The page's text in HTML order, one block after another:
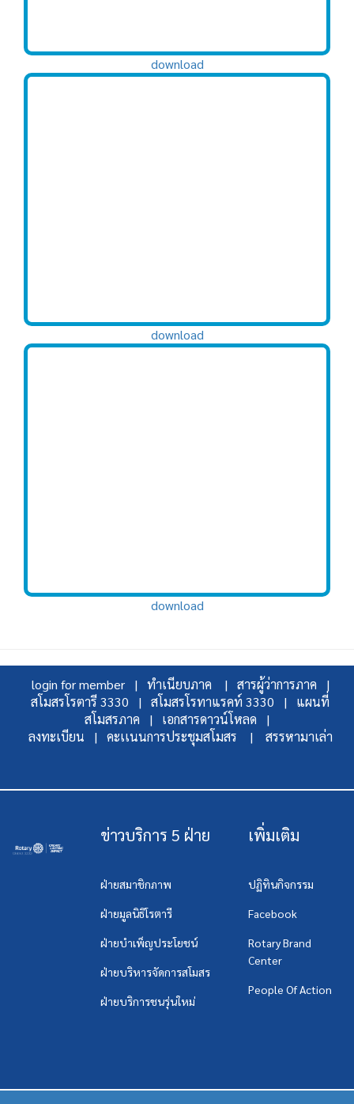
download
download
download
login for member | ทำเนียบภาค |
สารผู้ว่าการภาค |
สโมสรโรตารี 3330 |
สโมสรโรทาแรคท์ 3330 |
แผนที่
สโมสรภาค |
เอกสารดาวน์โหลด |
ลงทะเบียน |
คะเเนนการประชุมสโมสร | สรรหามาเล่า
ข่าวบริการ 5 ฝ่าย
ฝ่ายสมาชิกภาพ
ฝ่ายมูลนิธิโรตารี
ฝ่ายบำเพ็ญประโยชน์
ฝ่ายบริหารจัดการสโมสร
ฝ่ายบริการชนรุ่นใหม่
เพิ่มเติม
ปฏิทินกิจกรรม
Facebook
Rotary Brand
Center
People Of Action